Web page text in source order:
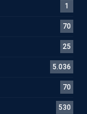
1
70
25
5.036
70
530